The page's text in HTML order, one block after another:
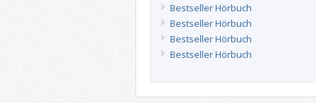
Bestseller Hörbuch
Bestseller Hörbuch
Bestseller Hörbuch
Bestseller Hörbuch